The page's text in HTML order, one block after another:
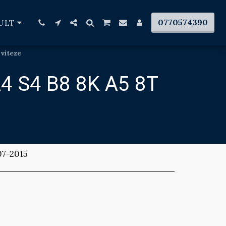
0770574390
viteze
S4 B8 8K A5 8T
2015